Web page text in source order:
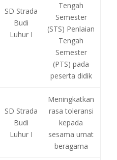
SD Strada
Budi
Luhur I
Tengah
Semester
(STS) Penlaian
Tengah
Semester
(PTS) pada
peserta didik
SD Strada
Budi
Luhur I
Meningkatkan
rasa toleransi
kepada
sesama umat
beragama